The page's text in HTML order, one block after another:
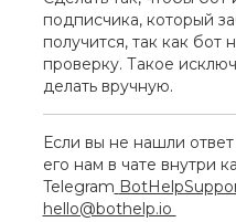
подписчика, который
получится, так как бот
проверку. Такое
делать вручную.
Если вы не нашли
его нам в чате внутри
Telegram
hello@bothelp.io